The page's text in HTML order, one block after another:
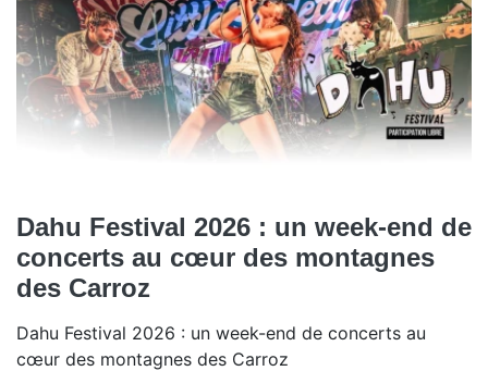
Dahu Festival 2026 : un week-end de
concerts au cœur des montagnes
des Carroz
Dahu Festival 2026 : un week-end de concerts au
cœur des montagnes des Carroz